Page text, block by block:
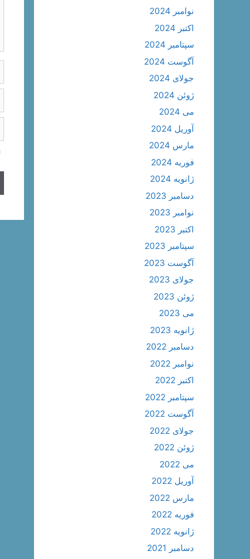
نوامبر 2024
اکتبر 2024
سپتامبر 2024
آگوست 2024
جولای 2024
ژوئن 2024
می 2024
آوریل 2024
مارس 2024
فوریه 2024
ژانویه 2024
دسامبر 2023
نوامبر 2023
اکتبر 2023
سپتامبر 2023
آگوست 2023
جولای 2023
ژوئن 2023
می 2023
ژانویه 2023
دسامبر 2022
نوامبر 2022
اکتبر 2022
سپتامبر 2022
آگوست 2022
جولای 2022
ژوئن 2022
می 2022
آوریل 2022
مارس 2022
فوریه 2022
ژانویه 2022
دسامبر 2021